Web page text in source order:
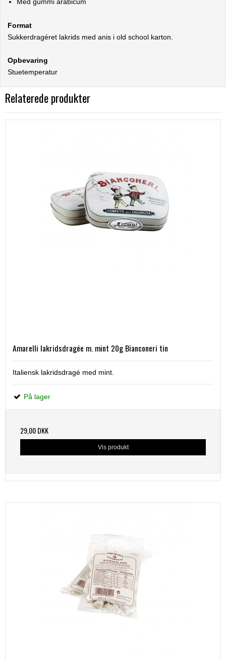
Format
Sukkerdragéret lakrids med anis i old school karton.
Opbevaring
Stuetemperatur
Relaterede produkter
Amarelli lakridsdragée m. mint 20g Bianconeri tin
Italiensk lakridsdragé med mint.
På lager
29,00 DKK
Vis produkt